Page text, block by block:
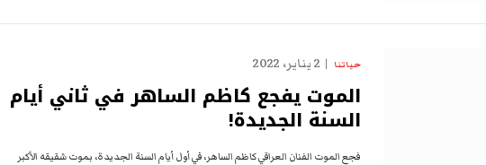
حياتنا 2 يناير، 2022
الموت يفجع كاظم الساهر في ثاني أيام
السنة الجديدة!
فجع الموت الفنان العراقي كاظم الساهر، في أول أيام السنة الجديدة، بموت شقيقه الأكبر